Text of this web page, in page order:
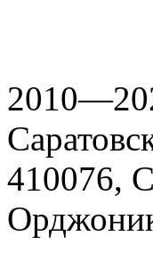
410076,